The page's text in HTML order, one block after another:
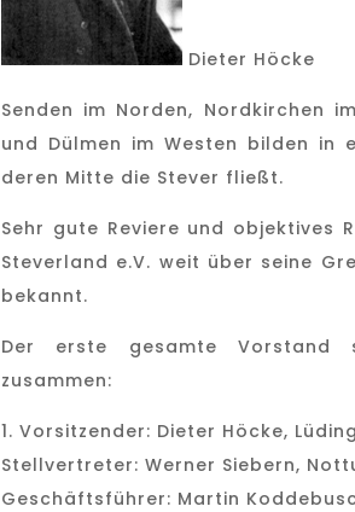
Dieter Höcke
Senden im Norden, Nordkirchen
und Dülmen im Westen bilden in
deren Mitte die Stever fließt.
Sehr gute Reviere und objektives
Steverland e.V. weit über seine
bekannt.
Der erste gesamte
zusammen:
1. Vorsitzender: Dieter Höcke,
Stellvertreter: Werner Siebern,
Geschäftsführer: Martin